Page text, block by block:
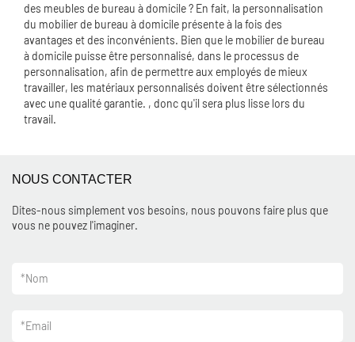
des meubles de bureau à domicile ? En fait, la personnalisation
du mobilier de bureau à domicile présente à la fois des
avantages et des inconvénients. Bien que le mobilier de bureau
à domicile puisse être personnalisé, dans le processus de
personnalisation, afin de permettre aux employés de mieux
travailler, les matériaux personnalisés doivent être sélectionnés
avec une qualité garantie. , donc qu'il sera plus lisse lors du
travail.
NOUS CONTACTER
Dites-nous simplement vos besoins, nous pouvons faire plus que
vous ne pouvez l'imaginer.
*Nom
*Email